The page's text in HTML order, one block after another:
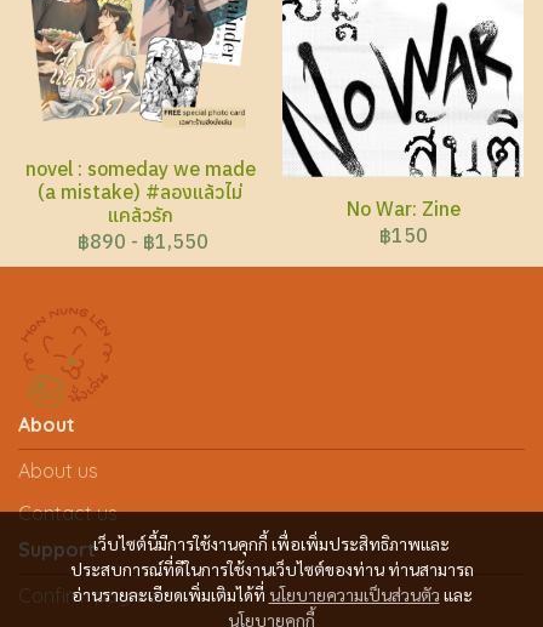
novel : someday we made
(a mistake) #ลองแล้วไม่
แคล้วรัก
฿890 - ฿1,550
No War: Zine
฿150
เว็บไซต์นี้มีการใช้งานคุกกี้ เพื่อเพิ่มประสิทธิภาพและ
ประสบการณ์ที่ดีในการใช้งานเว็บไซต์ของท่าน ท่านสามารถ
อ่านรายละเอียดเพิ่มเติมได้ที่ นโยบายความเป็นส่วนตัว และ
นโยบายคุกกี้
About
About us
Contact us
Support
Confirm payment